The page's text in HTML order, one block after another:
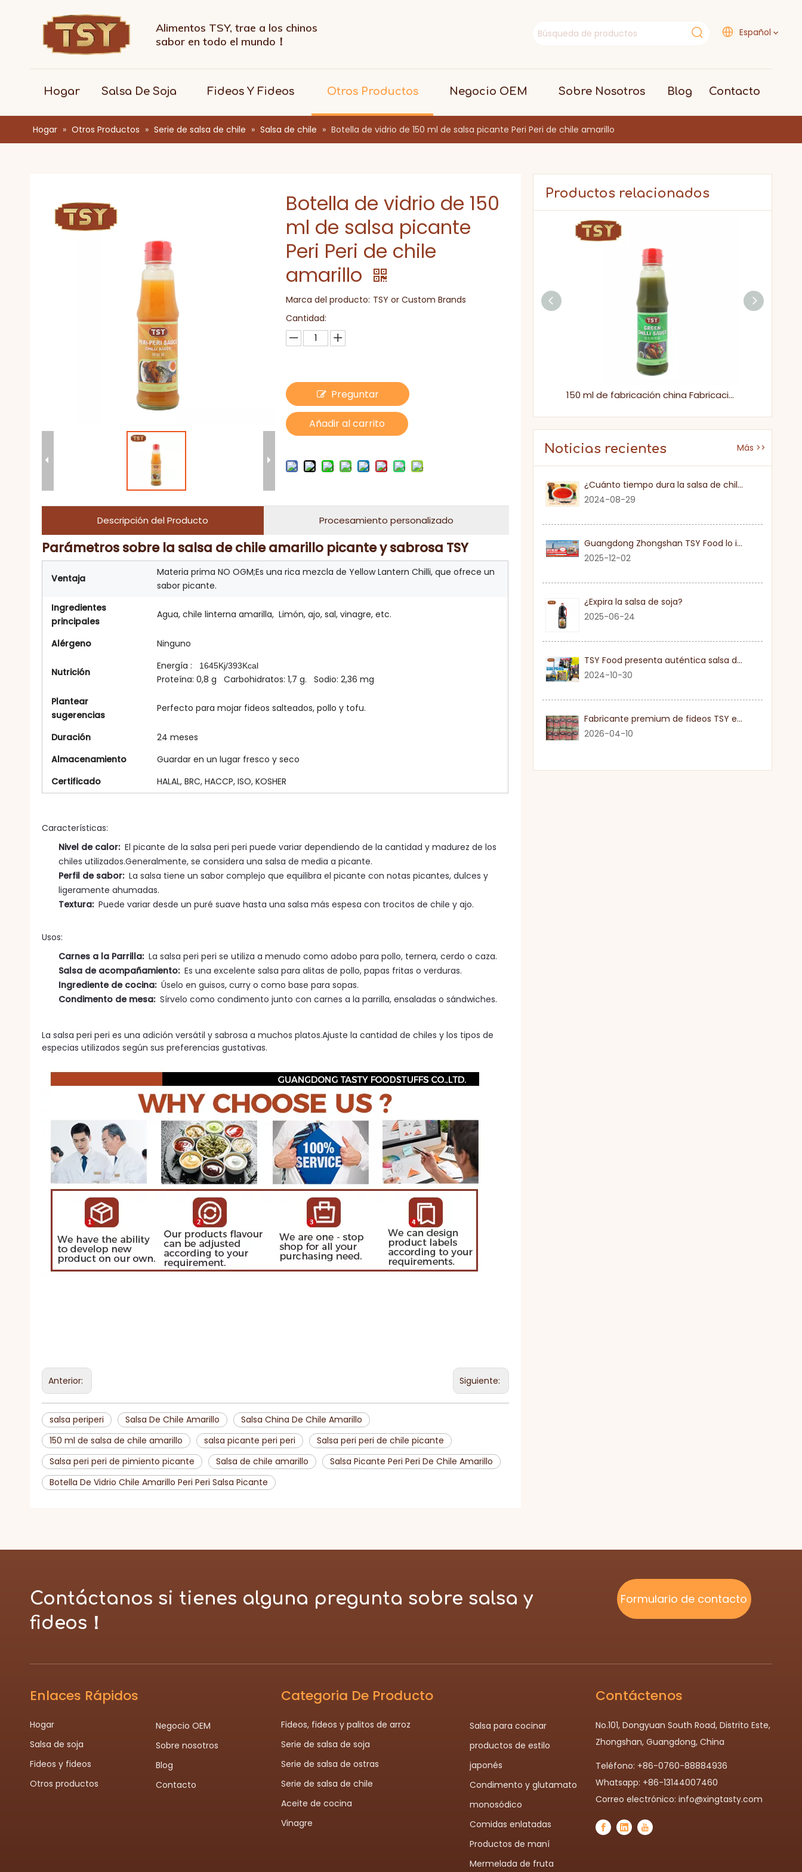
Alimentos TSY, trae a los chinos
sabor en todo el mundo！
Español
Hogar Salsa De Soja Fideos Y Fideos Otros Productos Negocio OEM Sobre Nosotros Blog Contacto
Hogar » Otros Productos » Serie de salsa de chile » Salsa de chile » Botella de vidrio de 150 ml de salsa picante Peri Peri de chile amarillo
Botella de vidrio de 150
ml de salsa picante
Peri Peri de chile
amarillo
Marca del producto: TSY or Custom Brands
Cantidad:
Preguntar
Añadir al carrito
Descripción del Producto Procesamiento personalizado
Parámetros sobre la salsa de chile amarillo picante y sabrosa TSY
Ventaja
Materia prima NO OGM;Es una rica mezcla de Yellow Lantern Chilli, que ofrece un
sabor picante.
Ingredientes
principales
Agua, chile linterna amarilla, Limón, ajo, sal, vinagre, etc.
Alérgeno Ninguno
Nutrición
Energía : 1645Kj/393Kcal
Proteína: 0,8 g Carbohidratos: 1,7 g. Sodio: 2,36 mg
Plantear
sugerencias
Perfecto para mojar fideos salteados, pollo y tofu.
Duración
24 meses
Almacenamiento
Guardar en un lugar fresco y seco
Certificado
HALAL, BRC, HACCP, ISO, KOSHER
Características:
Nivel de calor:El picante de la salsa peri peri puede variar dependiendo de la cantidad y madurez de los
chiles utilizados.Generalmente, se considera una salsa de media a picante.
Perfil de sabor:La salsa tiene un sabor complejo que equilibra el picante con notas picantes, dulces y
ligeramente ahumadas.
Textura:Puede variar desde un puré suave hasta una salsa más espesa con trocitos de chile y ajo.
Usos:
Carnes a la Parrilla:La salsa peri peri se utiliza a menudo como adobo para pollo, ternera, cerdo o caza.
Salsa de acompañamiento:Es una excelente salsa para alitas de pollo, papas fritas o verduras.
Ingrediente de cocina:Úselo en guisos, curry o como base para sopas.
Condimento de mesa:Sírvelo como condimento junto con carnes a la parrilla, ensaladas o sándwiches.
La salsa peri peri es una adición versátil y sabrosa a muchos platos.Ajuste la cantidad de chiles y los tipos de
especias utilizados según sus preferencias gustativas.
Anterior: Siguiente:
salsa periperi Salsa De Chile Amarillo
Salsa China De Chile Amarillo
150 ml de salsa de chile amarillo
salsa picante peri peri
Salsa peri peri de chile picante
Salsa peri peri de pimiento picante
Salsa de chile amarillo
Salsa Picante Peri Peri De Chile Amarillo
Botella De Vidrio Chile Amarillo Peri Peri Salsa Picante
Productos relacionados
150 ml de fabricación china Fabricación Halal Pepper Hot Green Chili Salsa
Noticias recientes Más >>
¿Cuánto tiempo dura la salsa de chile dulce una vez que se abre?
2024-08-29
Guangdong Zhongshan TSY Food lo invita sinceramente a visitar la Exposición Gulfood de Dubai 2026
2025-12-02
¿Expira la salsa de soja?
2025-06-24
TSY Food presenta auténtica salsa de soja en SIAL PARIS 2024
2024-10-30
Fabricante premium de fideos TSY en Guangdong
2026-04-10
Contáctanos si tienes alguna pregunta sobre salsa y
fideos！
Formulario de contacto
Enlaces Rápidos
Hogar
Salsa de soja
Fideos y fideos
Otros productos
Negocio OEM
Sobre nosotros
Blog
Contacto
Categoria De Producto
Fideos, fideos y palitos de arroz
Serie de salsa de soja
Serie de salsa de ostras
Serie de salsa de chile
Aceite de cocina
Vinagre
Salsa para cocinar
productos de estilo
japonés
Condimento y glutamato
monosódico
Comidas enlatadas
Productos de maní
Mermelada de fruta
Contáctenos
No.101, Dongyuan South Road, Distrito Este,
Zhongshan, Guangdong, China
Teléfono: +86-0760-88884936
Whatsapp: +86-13144007460
Correo electrónico: info@xingtasty.com